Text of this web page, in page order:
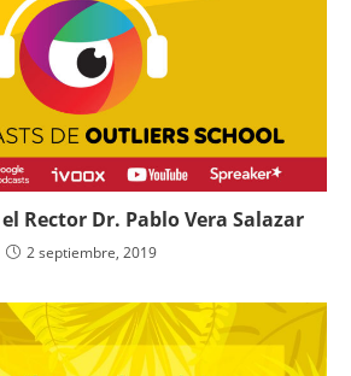
Rector Dr. Pablo Vera Salazar
2 septiembre, 2019